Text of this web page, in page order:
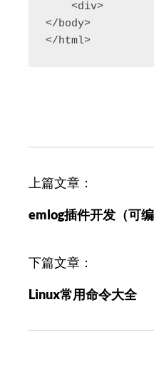
    <div>
</body>
</html>
文
导
上篇文章：
emlog插件开发（可编
下篇文章：
Linux常用命令大全